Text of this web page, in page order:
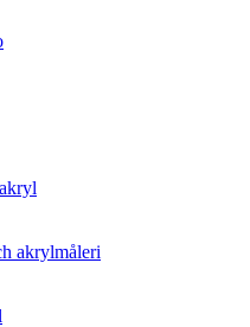
akrylmåleri